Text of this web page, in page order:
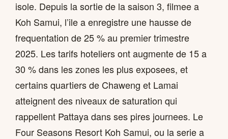
isole. Depuis la sortie de la saison 3, filmee a
Koh Samui, l’ile a enregistre une hausse de
frequentation de 25 % au premier trimestre
2025. Les tarifs hoteliers ont augmente de 15 a
30 % dans les zones les plus exposees, et
certains quartiers de Chaweng et Lamai
atteignent des niveaux de saturation qui
rappellent Pattaya dans ses pires journees. Le
Four Seasons Resort Koh Samui, ou la serie a